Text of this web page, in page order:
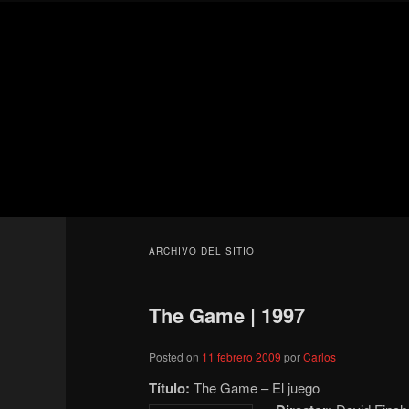
ARCHIVO DEL SITIO
The Game | 1997
Posted on 11 febrero 2009 porCarlos
Título: The Game – El juego